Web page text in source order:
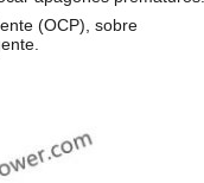
(OCP), sobre